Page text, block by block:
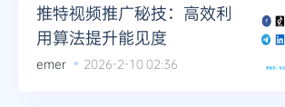
推特视频推广秘技：高效利
用算法提升能见度
emer 2026-2-10 02:36